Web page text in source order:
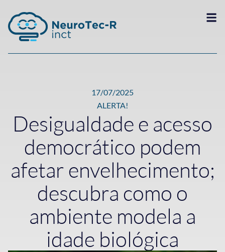
17/07/2025
ALERTA!
Desigualdade e acesso
democrático podem
afetar envelhecimento;
descubra como o
ambiente modela a
idade biológica